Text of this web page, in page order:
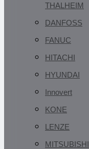
THALHEIM
DANFOSS
FANUC
HITACHI
HYUNDAI
Innovert
KONE
LENZE
MITSUBISHI